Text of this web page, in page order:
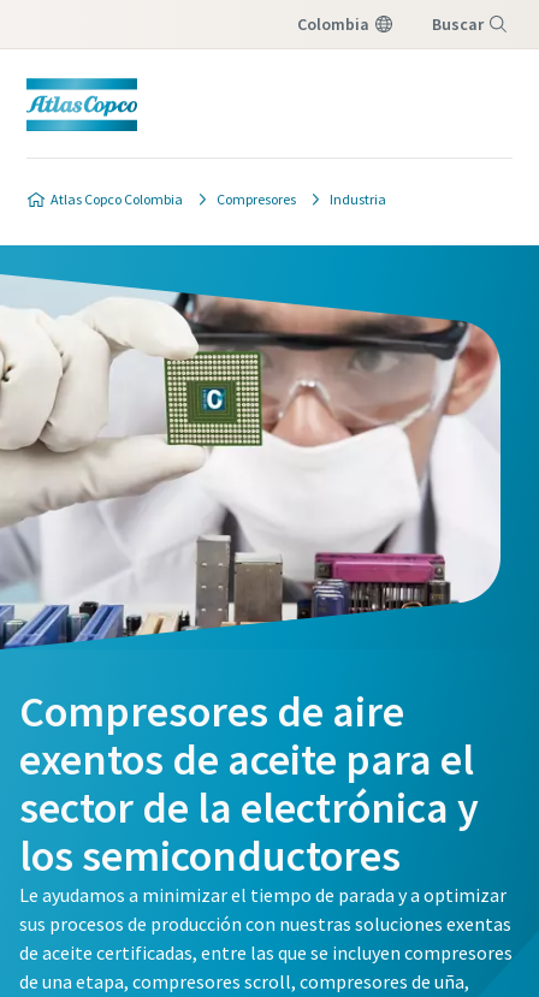
Colombia Buscar
Atlas Copco Colombia Compresores Industria
Todo lo que necesita saber sobre su proceso de
transporte neumático
Descubra cómo puede crear un proceso de transporte
neumático más eficiente.
Obtenga más información
Todo lo que necesita saber sobre su proceso de
transporte neumático
Descubra cómo puede crear un proceso de transporte
neumático más eficiente.
Obtenga más información
Todo lo que necesita saber sobre su proceso de
transporte neumático
Descubra cómo puede crear un proceso de transporte
neumático más eficiente.
Obtenga más información
Compresores de aire
exentos de aceite para el
sector de la electrónica y
los semiconductores
Le ayudamos a minimizar el tiempo de parada y a optimizar
sus procesos de producción con nuestras soluciones exentas
de aceite certificadas, entre las que se incluyen compresores
de una etapa, compresores scroll, compresores de uña,